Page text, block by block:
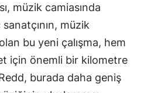
müzik camiasında
müzik
bu yeni çalışma, hem
için önemli bir kilometre
burada daha geniş